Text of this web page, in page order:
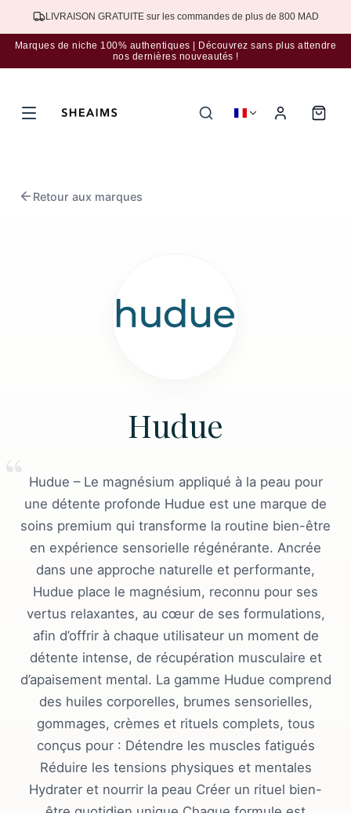
Abonnez-vous à la newsletter pour bénéficier d'une réduction de 5%.
Marques de niche 100% authentiques | Découvrez sans plus attendre
nos dernières nouveautés !
Retour aux marques
Hudue
Hudue – Le magnésium appliqué à la peau pour
une détente profonde Hudue est une marque de
soins premium qui transforme la routine bien-être
en expérience sensorielle régénérante. Ancrée
dans une approche naturelle et performante,
Hudue place le magnésium, reconnu pour ses
vertus relaxantes, au cœur de ses formulations,
afin d’offrir à chaque utilisateur un moment de
détente intense, de récupération musculaire et
d’apaisement mental. La gamme Hudue comprend
des huiles corporelles, brumes sensorielles,
gommages, crèmes et rituels complets, tous
conçus pour : Détendre les muscles fatigués
Réduire les tensions physiques et mentales
Hydrater et nourrir la peau Créer un rituel bien-